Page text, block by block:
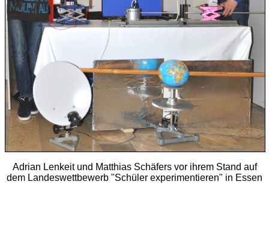
Adrian Lenkeit und Matthias Schäfers vor ihrem Stand auf
dem Landeswettbewerb "Schüler experimentieren" in Essen